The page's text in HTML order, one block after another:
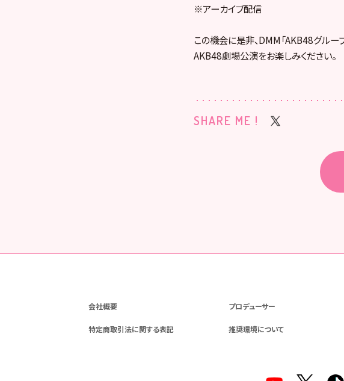
※アーカイブ配信
この機会に是非、DMM「AKB48グルー
AKB48劇場公演をお楽しみください。
SHARE ME !
会社概要 プロデューサー
特定商取引法に関する表記 推奨環境について